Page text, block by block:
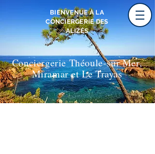
BIENVENUE À LA
CONCIERGERIE DES
ALIZÉS
Conciergerie Théoule-sur Mer,
Miramar et Le Trayas